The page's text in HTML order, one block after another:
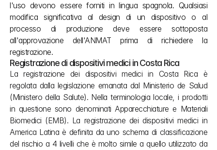
l'uso devono essere forniti in lingua spagnola. Qualsiasi
modifica significativa al design di un dispositivo o al
processo di produzione deve essere sottoposta
all'approvazione dell'ANMAT prima di richiedere la
registrazione.
Registrazione di dispositivi medici in Costa Rica
La registrazione dei dispositivi medici in Costa Rica è
regolata dalla legislazione emanata dal Ministerio de Salud
(Ministero della Salute). Nella terminologia locale, i prodotti
in questione sono denominati Apparecchiature e Materiali
Biomedici (EMB). La registrazione dei dispositivi medici in
America Latina è definita da uno schema di classificazione
del rischio a 4 livelli che è molto simile a quello utilizzato da